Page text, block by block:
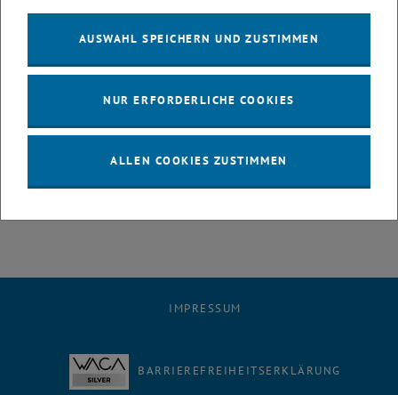
Austrian Chapter
IMPRESSUM
BARRIEREFREIHEITSERKLÄRUNG
AUSWAHL SPEICHERN UND ZUSTIMMEN
NUR ERFORDERLICHE COOKIES
ALLEN COOKIES ZUSTIMMEN